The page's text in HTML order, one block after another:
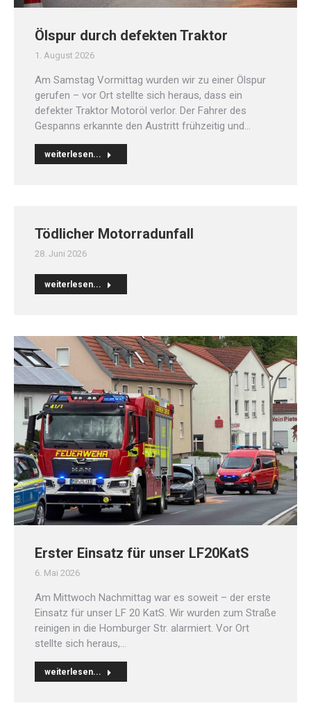
Ölspur durch defekten Traktor
1. August 2026
Am Samstag Vormittag wurden wir zu einer Ölspur
gerufen – vor Ort stellte sich heraus, dass ein
defekter Traktor Motoröl verlor. Der Fahrer des
Gespanns erkannte den Austritt frühzeitig und…
weiterlesen...
Tödlicher Motorradunfall
28. Juni 2026
weiterlesen...
Erster Einsatz für unser LF20KatS
6. Mai 2026
Am Mittwoch Nachmittag war es soweit – der erste
Einsatz für unser LF 20 KatS. Wir wurden zum Straße
reinigen in die Homburger Str. alarmiert. Vor Ort
stellte sich heraus,…
weiterlesen...